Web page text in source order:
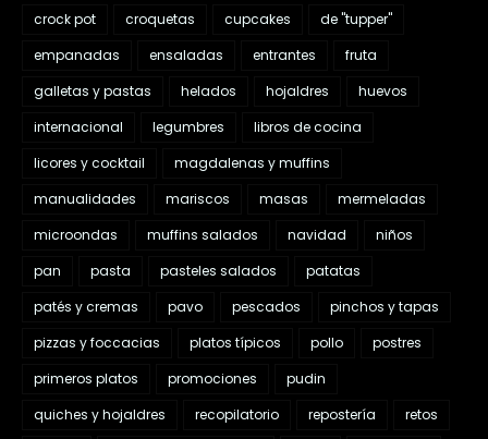
crock pot
croquetas cupcakes
de "tupper"
empanadas
ensaladas entrantes
fruta
galletas y pastas
helados hojaldres
huevos
internacional
legumbres
libros de cocina
licores y cocktail
magdalenas y muffins
manualidades
mariscos masas
mermeladas
microondas
muffins salados navidad
niños
pan
pasta pasteles salados
patatas
patés y cremas
pavo pescados
pinchos y tapas
pizzas y foccacias
platos típicos pollo
postres
primeros platos
promociones
pudin
quiches y hojaldres
recopilatorio repostería
retos